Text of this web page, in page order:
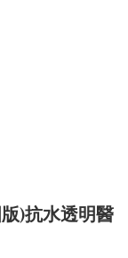
)抗水透明醫